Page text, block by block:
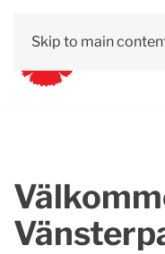
Skip to main